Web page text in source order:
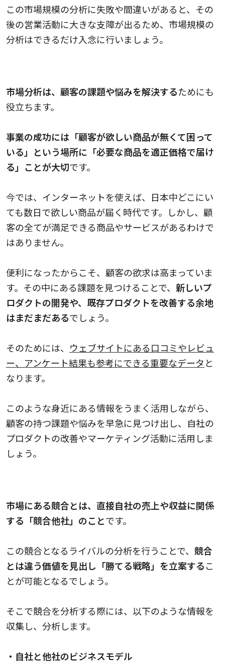
この市場規模の分析に失敗や間違いがあると、その
後の営業活動に大きな支障が出るため、市場規模の
分析はできるだけ入念に行いましょう。
市場分析は、顧客の課題や悩みを解決するためにも
役立ちます。
事業の成功には「顧客が欲しい商品が無くて困って
いる」という場所に「必要な商品を適正価格で届け
る」ことが大切です。
今では、インターネットを使えば、日本中どこにい
ても数日で欲しい商品が届く時代です。しかし、顧
客の全てが満足できる商品やサービスがあるわけで
はありません。
便利になったからこそ、顧客の欲求は高まっていま
す。その中にある課題を見つけることで、 新しいプ
ロダクトの開発や、既存プロダクトを改善する余地
はまだまだあるでしょう。
そのためには、 ウェブサイトにある口コミやレビュ
ー、アンケート結果も参考にできる重要なデータと
なります。
このような身近にある情報をうまく活用しながら、
顧客の持つ課題や悩みを早急に見つけ出し、自社の
プロダクトの改善やマーケティング活動に活用しま
しょう。
市場にある競合とは、直接自社の売上や収益に関係
する「競合他社」のことです。
この競合となるライバルの分析を行うことで、 競合
とは違う価値を見出し「勝てる戦略」を立案するこ
とが可能となるでしょう。
そこで競合を分析する際には、以下のような情報を
収集し、分析します。
・自社と他社のビジネスモデル